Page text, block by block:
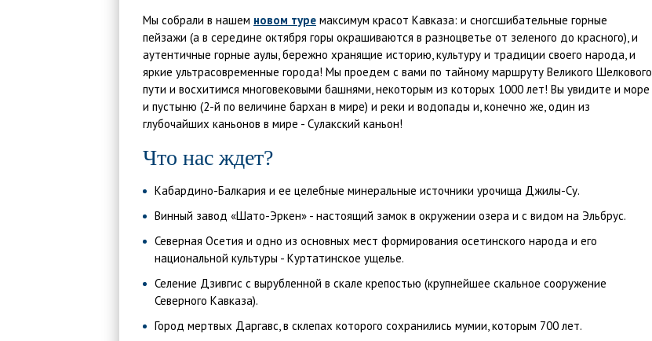
Мы собрали в нашем новом туре максимум красот Кавказа: и сногсшибательные горные
пейзажи (а в середине октября горы окрашиваются в разноцветье от зеленого до красного), и
аутентичные горные аулы, бережно хранящие историю, культуру и традиции своего народа, и
яркие ультрасовременные города! Мы проедем с вами по тайному маршруту Великого Шелкового
пути и восхитимся многовековыми башнями, некоторым из которых 1000 лет! Вы увидите и море
и пустыню (2-й по величине бархан в мире) и реки и водопады и, конечно же, один из
глубочайших каньонов в мире - Сулакский каньон!
Что нас ждет?
Кабардино-Балкария и ее целебные минеральные источники урочища Джилы-Су.
Винный завод «Шато-Эркен» - настоящий замок в окружении озера и с видом на Эльбрус.
Северная Осетия и одно из основных мест формирования осетинского народа и его
национальной культуры - Куртатинское ущелье.
Селение Дзивгис с вырубленной в скале крепостью (крупнейшее скальное сооружение
Северного Кавказа).
Город мертвых Даргавс, в склепах которого сохранились мумии, которым 700 лет.